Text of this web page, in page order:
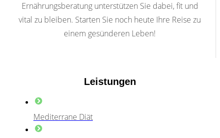
Ernährungsberatung unterstützen Sie dabei, fit und
vital zu bleiben. Starten Sie noch heute Ihre Reise zu
einem gesünderen Leben!
Leistungen
Mediterrane Diät